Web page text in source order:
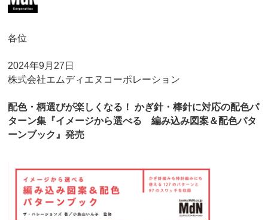
各位
2024年9月27日
株式会社エムディエヌコーポレーション
配色・柄選びが楽しくなる！ かぎ針・棒針に対応の配色パ
ターン集『イメージから選べる 編み込み図案＆配色パタ
ーンブック』発売